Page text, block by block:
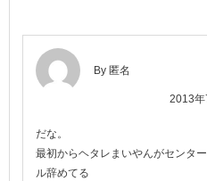
By 匿名
2013年
だな。
最初からヘタレまいやんがセンタ
ル辞めてる